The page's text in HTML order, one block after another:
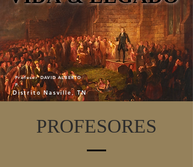
ProfesorDAVID ALBERTO
P.
Distrito Nasville, TN
PROFESORES